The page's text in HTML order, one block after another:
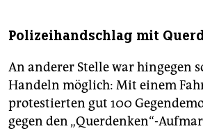
Polizeihandschlag mit
An anderer Stelle war hingegen
Handeln möglich: Mit einem
protestierten gut 100
gegen den „Querdenken“-